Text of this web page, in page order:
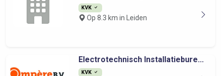
KVK
Op 8.3 km in Leiden
Electrotechnisch Installatiebure...
KVK